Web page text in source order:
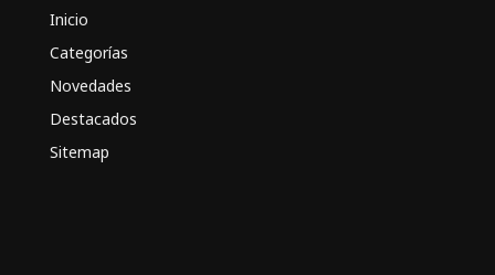
Inicio
Categorías
Novedades
Destacados
Sitemap